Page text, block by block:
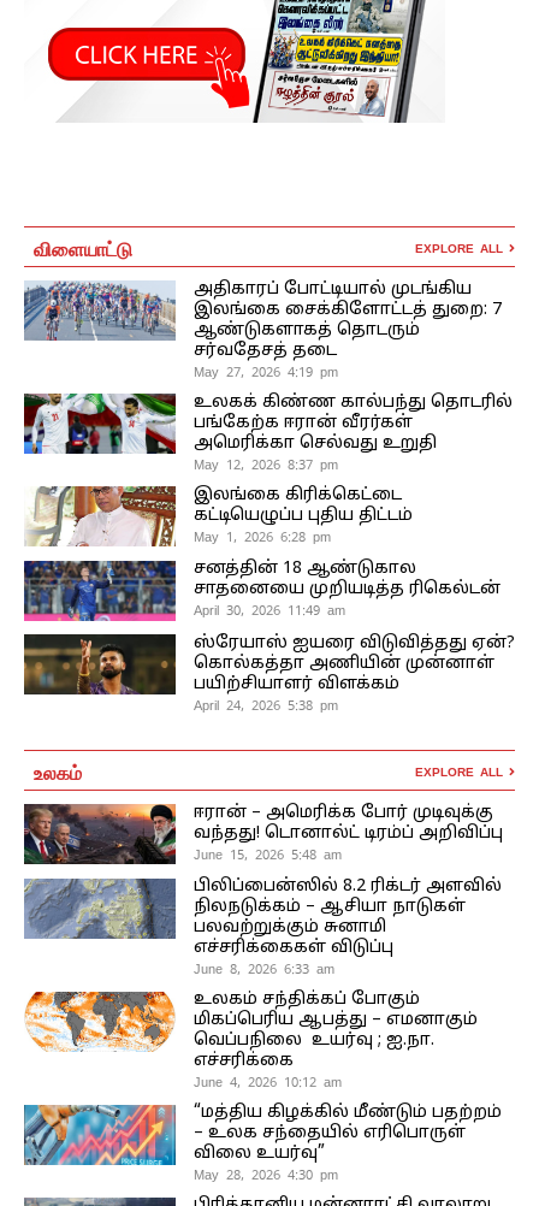
விளையாட்டு EXPLORE ALL
அதிகாரப் போட்டியால் முடங்கிய
இலங்கை சைக்கிளோட்டத் துறை: 7
ஆண்டுகளாகத் தொடரும்
சர்வதேசத் தடை
May 27, 2026 4:19 pm
உலகக் கிண்ண கால்பந்து தொடரில்
பங்கேற்க ஈரான் வீரர்கள்
அமெரிக்கா செல்வது உறுதி
May 12, 2026 8:37 pm
இலங்கை கிரிக்கெட்டை
கட்டியெழுப்ப புதிய திட்டம்
May 1, 2026 6:28 pm
சனத்தின் 18 ஆண்டுகால
சாதனையை முறியடித்த ரிகெல்டன்
April 30, 2026 11:49 am
ஸ்ரேயாஸ் ஐயரை விடுவித்தது ஏன்?
கொல்கத்தா அணியின் முன்னாள்
பயிற்சியாளர் விளக்கம்
April 24, 2026 5:38 pm
உலகம் EXPLORE ALL
ஈரான் – அமெரிக்க போர் முடிவுக்கு
வந்தது! டொனால்ட் டிரம்ப் அறிவிப்பு
June 15, 2026 5:48 am
பிலிப்பைன்ஸில் 8.2 ரிக்டர் அளவில்
நிலநடுக்கம் – ஆசியா நாடுகள்
பலவற்றுக்கும் சுனாமி
எச்சரிக்கைகள் விடுப்பு
June 8, 2026 6:33 am
உலகம் சந்திக்கப் போகும்
மிகப்பெரிய ஆபத்து – எமனாகும்
வெப்பநிலை உயர்வு ; ஐ.நா.
எச்சரிக்கை
June 4, 2026 10:12 am
“மத்திய கிழக்கில் மீண்டும் பதற்றம்
– உலக சந்தையில் எரிபொருள்
விலை உயர்வு”
May 28, 2026 4:30 pm